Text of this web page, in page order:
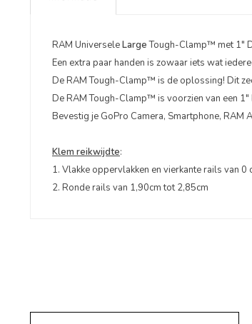
RAM UniverseleLargeTough-Clamp™ met 1"
Een extra paar handen is zowaar iets wat
De RAM Tough-Clamp™ is de oplossing! Dit
De RAM Tough-Clamp™ is voorzien van een
Bevestig je GoPro Camera, Smartphone,
Klem reikwijdte:
1. Vlakke oppervlakken en vierkante rails van 0
2. Ronde rails van 1,90cm tot 2,85cm